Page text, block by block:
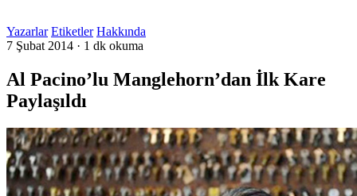
Yazarlar Etiketler Hakkında
7 Şubat 2014 · 1 dk okuma
Al Pacino’lu Manglehorn’dan İlk Kare
Paylaşıldı